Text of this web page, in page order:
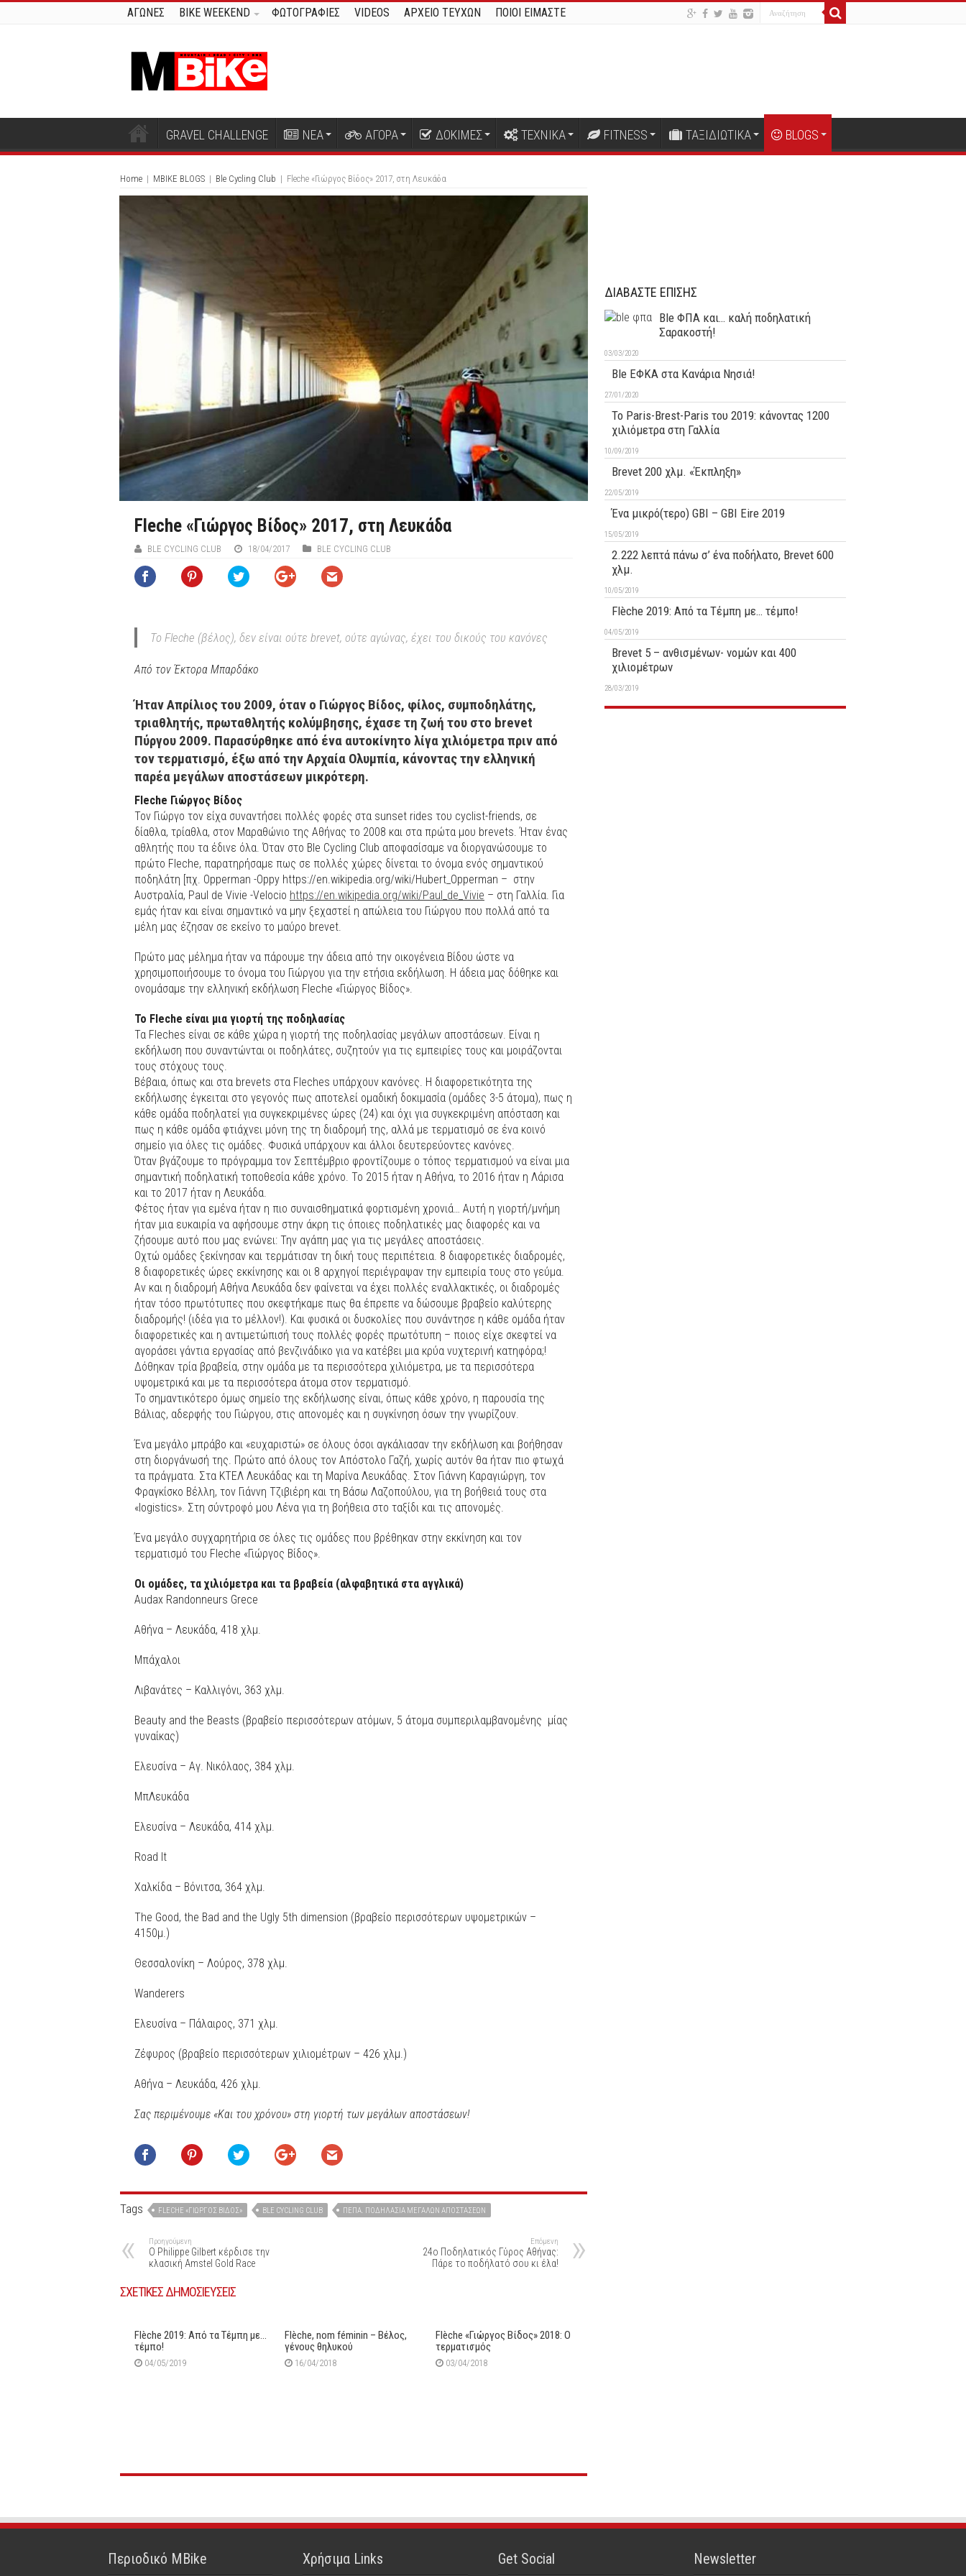
ΑΓΩΝΕΣ BIKE WEEKEND ΦΩΤΟΓΡΑΦΙΕΣ VIDEOS ΑΡΧΕΙΟ ΤΕΥΧΩΝ ΠΟΙΟΙ ΕΙΜΑΣΤΕ
GRAVEL CHALLENGE ΝΕΑ ΑΓΟΡΑ ΔΟΚΙΜΕΣ ΤΕΧΝΙΚΑ FITNESS ΤΑΞΙΔΙΩΤΙΚΑ BLOGS
Home | MBIKE BLOGS | Ble Cycling Club | Fleche «Γιώργος Βίδος» 2017, στη Λευκάδα
Fleche «Γιώργος Βίδος» 2017, στη Λευκάδα
BLE CYCLING CLUB 18/04/2017 BLE CYCLING CLUB
Το Fleche (βέλος), δεν είναι ούτε brevet, ούτε αγώνας, έχει του δικούς του κανόνες
Από τον Έκτορα Μπαρδάκο
Ήταν Απρίλιος του 2009, όταν ο Γιώργος Βίδος, φίλος, συμποδηλάτης,
τριαθλητής, πρωταθλητής κολύμβησης, έχασε τη ζωή του στο brevet
Πύργου 2009. Παρασύρθηκε από ένα αυτοκίνητο λίγα χιλιόμετρα πριν από
τον τερματισμό, έξω από την Αρχαία Ολυμπία, κάνοντας την ελληνική
παρέα μεγάλων αποστάσεων μικρότερη.
Fleche Γιώργος Βίδος
Τον Γιώργο τον είχα συναντήσει πολλές φορές στα sunset rides του cyclist-friends, σε
δίαθλα, τρίαθλα, στον Μαραθώνιο της Αθήνας το 2008 και στα πρώτα μου brevets. Ήταν ένας
αθλητής που τα έδινε όλα. Όταν στο Ble Cycling Club αποφασίσαμε να διοργανώσουμε το
πρώτο Fleche, παρατηρήσαμε πως σε πολλές χώρες δίνεται το όνομα ενός σημαντικού
ποδηλάτη [πχ. Opperman -Oppy https://en.wikipedia.org/wiki/Hubert_Opperman – στην
Αυστραλία, Paul de Vivie -Velocio https://en.wikipedia.org/wiki/Paul_de_Vivie – στη Γαλλία. Για
εμάς ήταν και είναι σημαντικό να μην ξεχαστεί η απώλεια του Γιώργου που πολλά από τα
μέλη μας έζησαν σε εκείνο το μαύρο brevet.
Πρώτο μας μέλημα ήταν να πάρουμε την άδεια από την οικογένεια Βίδου ώστε να
χρησιμοποιήσουμε το όνομα του Γιώργου για την ετήσια εκδήλωση. Η άδεια μας δόθηκε και
ονομάσαμε την ελληνική εκδήλωση Fleche «Γιώργος Βίδος».
Το Fleche είναι μια γιορτή της ποδηλασίας
Τα Fleches είναι σε κάθε χώρα η γιορτή της ποδηλασίας μεγάλων αποστάσεων. Είναι η
εκδήλωση που συναντώνται οι ποδηλάτες, συζητούν για τις εμπειρίες τους και μοιράζονται
τους στόχους τους.
Βέβαια, όπως και στα brevets στα Fleches υπάρχουν κανόνες. Η διαφορετικότητα της
εκδήλωσης έγκειται στο γεγονός πως αποτελεί ομαδική δοκιμασία (ομάδες 3-5 άτομα), πως η
κάθε ομάδα ποδηλατεί για συγκεκριμένες ώρες (24) και όχι για συγκεκριμένη απόσταση και
πως η κάθε ομάδα φτιάχνει μόνη της τη διαδρομή της, αλλά με τερματισμό σε ένα κοινό
σημείο για όλες τις ομάδες. Φυσικά υπάρχουν και άλλοι δευτερεύοντες κανόνες.
Όταν βγάζουμε το πρόγραμμα τον Σεπτέμβριο φροντίζουμε ο τόπος τερματισμού να είναι μια
σημαντική ποδηλατική τοποθεσία κάθε χρόνο. Το 2015 ήταν η Αθήνα, το 2016 ήταν η Λάρισα
και το 2017 ήταν η Λευκάδα.
Φέτος ήταν για εμένα ήταν η πιο συναισθηματικά φορτισμένη χρονιά… Αυτή η γιορτή/μνήμη
ήταν μια ευκαιρία να αφήσουμε στην άκρη τις όποιες ποδηλατικές μας διαφορές και να
ζήσουμε αυτό που μας ενώνει: Την αγάπη μας για τις μεγάλες αποστάσεις.
Οχτώ ομάδες ξεκίνησαν και τερμάτισαν τη δική τους περιπέτεια. 8 διαφορετικές διαδρομές,
8 διαφορετικές ώρες εκκίνησης και οι 8 αρχηγοί περιέγραψαν την εμπειρία τους στο γεύμα.
Αν και η διαδρομή Αθήνα Λευκάδα δεν φαίνεται να έχει πολλές εναλλακτικές, οι διαδρομές
ήταν τόσο πρωτότυπες που σκεφτήκαμε πως θα έπρεπε να δώσουμε βραβείο καλύτερης
διαδρομής! (ιδέα για το μέλλον!). Και φυσικά οι δυσκολίες που συνάντησε η κάθε ομάδα ήταν
διαφορετικές και η αντιμετώπισή τους πολλές φορές πρωτότυπη – ποιος είχε σκεφτεί να
αγοράσει γάντια εργασίας από βενζινάδικο για να κατέβει μια κρύα νυχτερινή κατηφόρα;!
Δόθηκαν τρία βραβεία, στην ομάδα με τα περισσότερα χιλιόμετρα, με τα περισσότερα
υψομετρικά και με τα περισσότερα άτομα στον τερματισμό.
Το σημαντικότερο όμως σημείο της εκδήλωσης είναι, όπως κάθε χρόνο, η παρουσία της
Βάλιας, αδερφής του Γιώργου, στις απονομές και η συγκίνηση όσων την γνωρίζουν.
Ένα μεγάλο μπράβο και «ευχαριστώ» σε όλους όσοι αγκάλιασαν την εκδήλωση και βοήθησαν
στη διοργάνωσή της. Πρώτο από όλους τον Απόστολο Γαζή, χωρίς αυτόν θα ήταν πιο φτωχά
τα πράγματα. Στα ΚΤΕΛ Λευκάδας και τη Μαρίνα Λευκάδας. Στον Γιάννη Καραγιώργη, τον
Φραγκίσκο Βέλλη, τον Γιάννη Τζιβιέρη και τη Βάσω Λαζοπούλου, για τη βοήθειά τους στα
«logistics». Στη σύντροφό μου Λένα για τη βοήθεια στο ταξίδι και τις απονομές.
Ένα μεγάλο συγχαρητήρια σε όλες τις ομάδες που βρέθηκαν στην εκκίνηση και τον
τερματισμό του Fleche «Γιώργος Βίδος».
Οι ομάδες, τα χιλιόμετρα και τα βραβεία (αλφαβητικά στα αγγλικά)
Audax Randonneurs Grece
Αθήνα – Λευκάδα, 418 χλμ.
Μπάχαλοι
Λιβανάτες – Καλλιγόνι, 363 χλμ.
Beauty and the Beasts (βραβείο περισσότερων ατόμων, 5 άτομα συμπεριλαμβανομένης μίας
γυναίκας)
Ελευσίνα – Αγ. Νικόλαος, 384 χλμ.
ΜπΛευκάδα
Ελευσίνα – Λευκάδα, 414 χλμ.
Road It
Χαλκίδα – Βόνιτσα, 364 χλμ.
The Good, the Bad and the Ugly 5th dimension (βραβείο περισσότερων υψομετρικών –
4150μ.)
Θεσσαλονίκη – Λούρος, 378 χλμ.
Wanderers
Ελευσίνα – Πάλαιρος, 371 χλμ.
Ζέφυρος (βραβείο περισσότερων χιλιομέτρων – 426 χλμ.)
Αθήνα – Λευκάδα, 426 χλμ.
Σας περιμένουμε «Και του χρόνου» στη γιορτή των μεγάλων αποστάσεων!
Tags FLECHE «ΓΙΏΡΓΟΣ ΒΊΔΟΣ» ΒLE CYCLING CLUB ΠΕΠΑ. ΠΟΔΗΛΑΣΊΑ ΜΕΓΆΛΩΝ ΑΠΟΣΤΆΣΕΩΝ
Προηγούμενη
Ο Philippe Gilbert κέρδισε την
κλασική Amstel Gold Race
Επόμενη
24ο Ποδηλατικός Γύρος Αθήνας:
Πάρε το ποδήλατό σου κι έλα!
ΣΧΕΤΙΚΕΣ ΔΗΜΟΣΙΕΥΣΕΙΣ
Flèche 2019: Aπό τα Τέμπη με…
τέμπο!
04/05/2019
Flèche, nom féminin – Βέλος,
γένους θηλυκού
16/04/2018
Flèche «Γιώργος Βίδος» 2018: Ο
τερματισμός
03/04/2018
ΔΙΑΒΑΣΤΕ ΕΠΙΣΗΣ
Ble ΦΠΑ και… καλή ποδηλατική
Σαρακοστή!
03/03/2020
Ble ΕΦΚΑ στα Κανάρια Νησιά!
27/01/2020
Το Paris-Brest-Paris του 2019: κάνοντας 1200
χιλιόμετρα στη Γαλλία
10/09/2019
Brevet 200 χλμ. «Έκπληξη»
22/05/2019
Ένα μικρό(τερο) GBI – GBI Eire 2019
15/05/2019
2.222 λεπτά πάνω σ’ ένα ποδήλατο, Brevet 600
χλμ.
10/05/2019
Flèche 2019: Aπό τα Τέμπη με… τέμπο!
04/05/2019
Brevet 5 – ανθισμένων- νομών και 400
χιλιομέτρων
28/03/2019
Περιοδικό MBike Χρήσιμα Links Get Social Newsletter